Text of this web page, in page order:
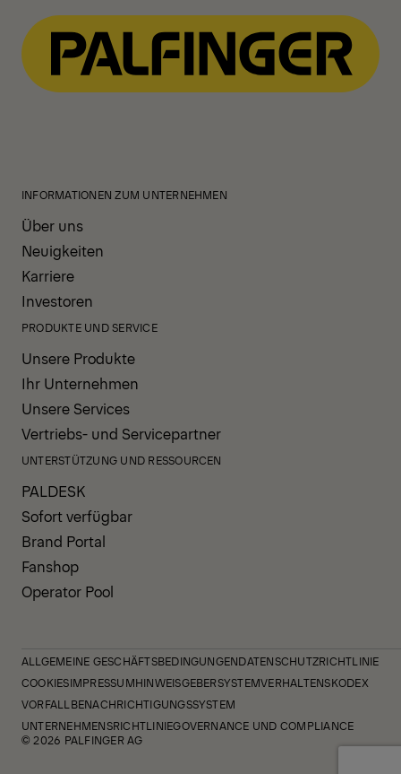
INFORMATIONEN ZUM UNTERNEHMEN
Über uns
Neuigkeiten
Karriere
Investoren
PRODUKTE UND SERVICE
Unsere Produkte
Ihr Unternehmen
Unsere Services
Vertriebs- und Servicepartner
UNTERSTÜTZUNG UND RESSOURCEN
PALDESK
Sofort verfügbar
Brand Portal
Fanshop
Operator Pool
ALLGEMEINE GESCHÄFTSBEDINGUNGENDATENSCHUTZRICHTLINIE
COOKIESIMPRESSUMHINWEISGEBERSYSTEMVERHALTENSKODEX
VORFALLBENACHRICHTIGUNGSSYSTEM
UNTERNEHMENSRICHTLINIEGOVERNANCE UND COMPLIANCE
© 2026 PALFINGER AG